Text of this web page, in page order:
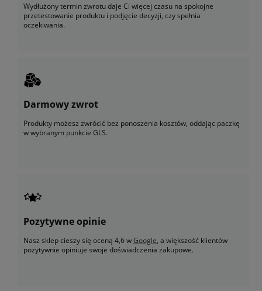
Wydłużony termin zwrotu daje Ci więcej czasu na spokojne
przetestowanie produktu i podjęcie decyzji, czy spełnia
oczekiwania.
Darmowy zwrot
Produkty możesz zwrócić bez ponoszenia kosztów, oddając paczkę
w wybranym punkcie GLS.
Pozytywne opinie
Nasz sklep cieszy się oceną 4,6 wGoogle, a większość klientów
pozytywnie opiniuje swoje doświadczenia zakupowe.